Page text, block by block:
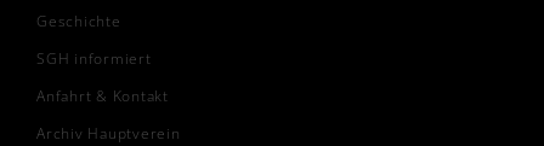
Geschichte
SGH informiert
Anfahrt & Kontakt
Archiv Hauptverein